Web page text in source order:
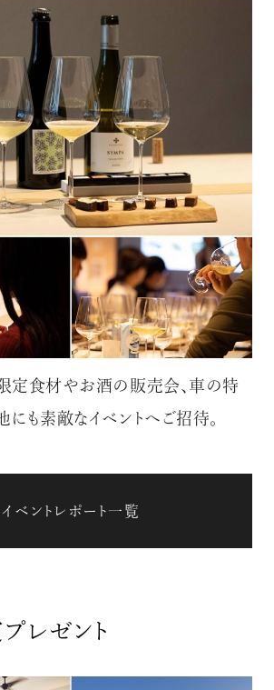
定食材やお酒の販売会、車の特
にも素敵なイベントへご招待。
イベントレポート一覧
レゼント